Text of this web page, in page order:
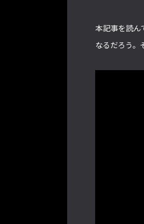
本記事を読ん
なるだろう。